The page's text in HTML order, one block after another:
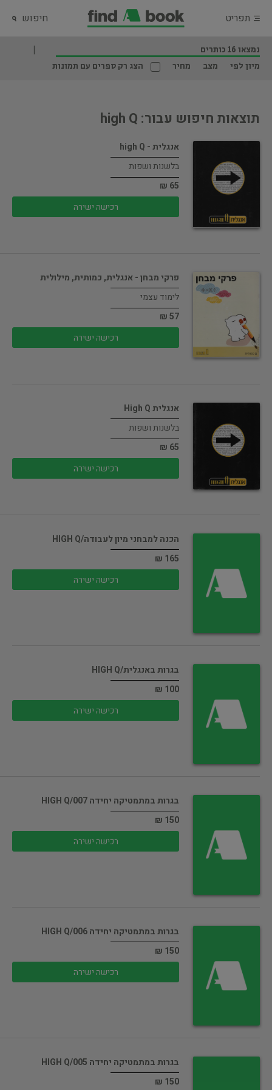
תפריט חיפוש
נמצאו 16 כותרים
מיון לפי
מצב מחיר הצג רק ספרים עם תמונות
תוצאות חיפוש עבור: high Q
אנגלית - high Q
בלשנות ושפות
65 ₪
רכישה ישירה
פרקי מבחן - אנגלית, כמותית, מילולית
לימוד עצמי
57 ₪
רכישה ישירה
אנגלית High Q
בלשנות ושפות
65 ₪
רכישה ישירה
הכנה למבחני מיון לעבודה/HIGH Q
165 ₪
רכישה ישירה
בגרות באנגלית/HIGH Q
100 ₪
רכישה ישירה
בגרות במתמטיקה יחידה 007/HIGH Q
150 ₪
רכישה ישירה
בגרות במתמטיקה יחידה 006/HIGH Q
150 ₪
רכישה ישירה
בגרות במתמטיקה יחידה 005/HIGH Q
150 ₪